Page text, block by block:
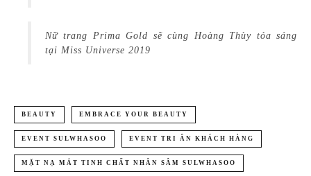
Nữ trang Prima Gold sẽ cùng Hoàng Thùy tỏa sáng
tại Miss Universe 2019
BEAUTY EMBRACE YOUR BEAUTY
EVENT SULWHASOO EVENT TRI ÂN KHÁCH HÀNG
MẶT NẠ MẮT TINH CHẤT NHÂN SÂM SULWHASOO